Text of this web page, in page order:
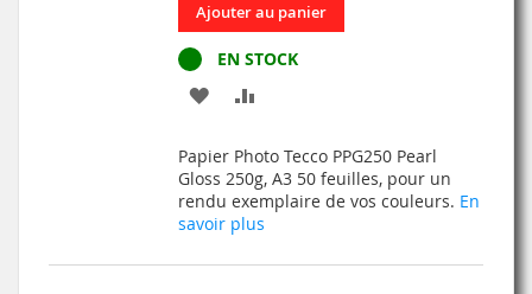
Ajouter au panier
EN STOCK
AJOUTER
MA
LISTE
D’ENVIE
COMPARATEUR
Papier Photo Tecco PPG250 Pearl
Gloss 250g, A3 50 feuilles, pour un
rendu exemplaire de vos couleurs. En
savoir plus